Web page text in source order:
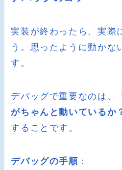
実装が終わったら、実際
う。思ったように動かな
す。
デバッグで重要なのは、
がちゃんと動いているか
することです。
デバッグの手順 ：